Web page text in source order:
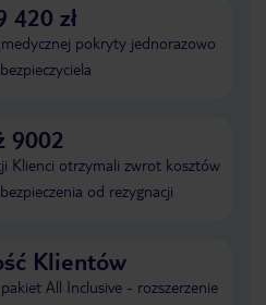
420 zł
pokryty jednorazowo
9002
Klienci otrzymali zwrot kosztów
od rezygnacji
Klientów
All Inclusive - rozszerzenie